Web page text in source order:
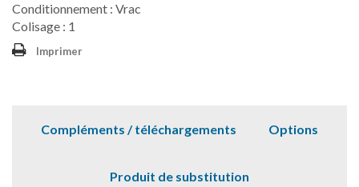
Conditionnement : Vrac
Colisage : 1
Imprimer
Compléments / téléchargements Options
Produit de substitution